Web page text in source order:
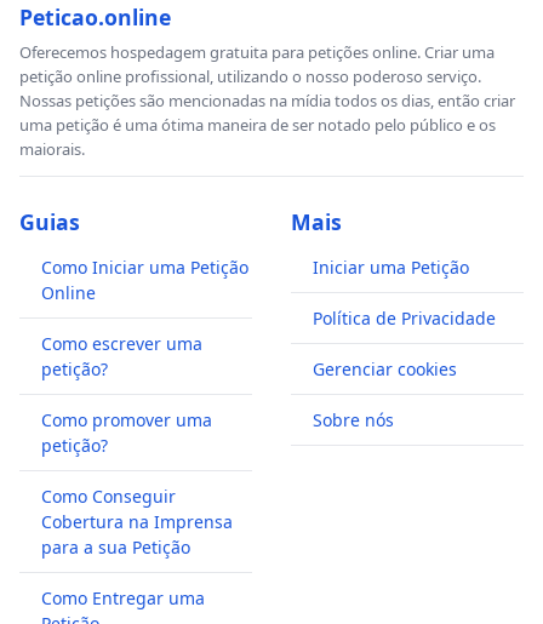
Peticao.online
Oferecemos hospedagem gratuita para petições online. Criar uma
petição online profissional, utilizando o nosso poderoso serviço.
Nossas petições são mencionadas na mídia todos os dias, então criar
uma petição é uma ótima maneira de ser notado pelo público e os
maiorais.
Guias
Como Iniciar uma Petição
Online
Como escrever uma
petição?
Como promover uma
petição?
Como Conseguir
Cobertura na Imprensa
para a sua Petição
Como Entregar uma
Mais
Iniciar uma Petição
Política de Privacidade
Gerenciar cookies
Sobre nós